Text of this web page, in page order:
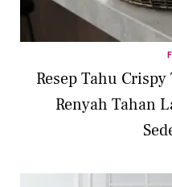
Resep Tahu
Renyah Tahan